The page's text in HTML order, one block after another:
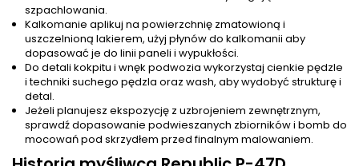
szpachlowania.
Kalkomanie aplikuj na powierzchnię zmatowioną i
uszczelnioną lakierem, użyj płynów do kalkomanii aby
dopasować je do linii paneli i wypukłości.
Do detali kokpitu i wnęk podwozia wykorzystaj cienkie pędzle
i techniki suchego pędzla oraz wash, aby wydobyć strukturę i
detal.
Jeżeli planujesz ekspozycję z uzbrojeniem zewnętrznym,
sprawdź dopasowanie podwieszanych zbiorników i bomb do
mocowań pod skrzydłem przed finalnym malowaniem.